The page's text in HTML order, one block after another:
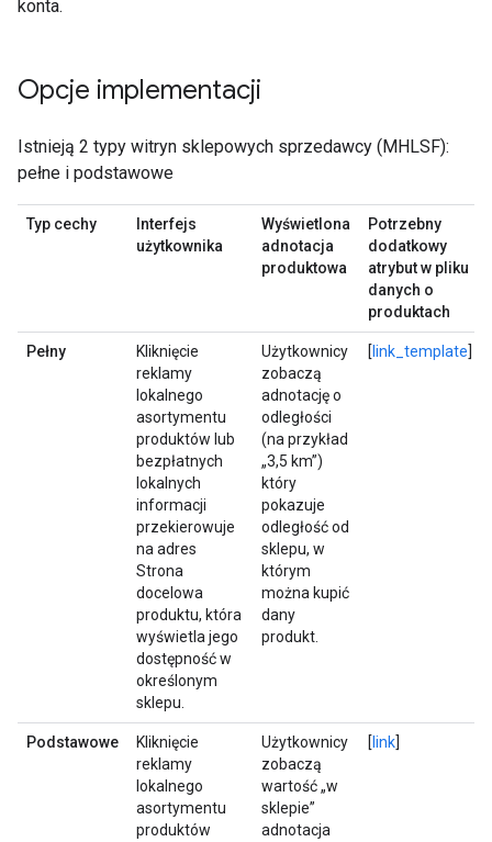
konta.
Opcje implementacji
Istnieją 2 typy witryn sklepowych sprzedawcy (MHLSF):
pełne i podstawowe
Typ cechy
Interfejs
użytkownika
Wyświetlona
adnotacja
produktowa
Potrzebny
dodatkowy
atrybut w pliku
danych o
produktach
Pełny
Kliknięcie
reklamy
lokalnego
asortymentu
produktów lub
bezpłatnych
lokalnych
informacji
przekierowuje
na adres
Strona
docelowa
produktu, która
wyświetla jego
dostępność w
określonym
sklepu.
Użytkownicy
zobaczą
adnotację o
odległości
(na przykład
„3,5 km”)
który
pokazuje
odległość od
sklepu, w
którym
można kupić
dany
produkt.
[ link_template]
Podstawowe
Kliknięcie
reklamy
lokalnego
asortymentu
produktów
Użytkownicy
zobaczą
wartość „w
sklepie”
adnotacja
[ link]